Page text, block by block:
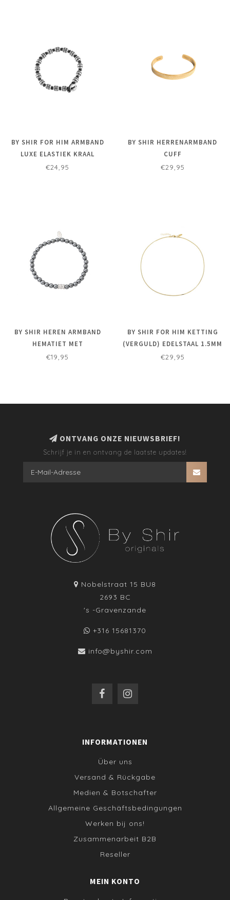
BY SHIR FOR HIM ARMBAND
LUXE ELASTIEK KRAAL
€24,95
BY SHIR HERRENARMBAND
CUFF
€29,95
BY SHIR HEREN ARMBAND
HEMATIET MET
CILINDERVORMING
€19,95
BY SHIR FOR HIM KETTING
(VERGULD) EDELSTAAL 1.5MM
€29,95
ONTVANG ONZE NIEUWSBRIEF!
Schrijf je in en ontvang de laatste updates!
Nobelstraat 15 BU8
2693 BC
's -Gravenzande
+316 15681370
info@byshir.com
INFORMATIONEN
Über uns
Versand & Rückgabe
Medien & Botschafter
Allgemeine Geschäftsbedingungen
Werken bij ons!
Zusammenarbeit B2B
Reseller
MEIN KONTO